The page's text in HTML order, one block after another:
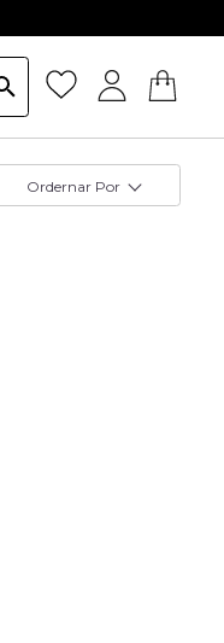
Ordernar Por